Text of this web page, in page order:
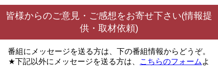
皆様からのご意見・ご感想をお寄せ下さい(情報提
供・取材依頼)
番組にメッセージを送る方は、下の番組情報からどうぞ。
★下記以外にメッセージを送る方は、
こちらのフォーム よ